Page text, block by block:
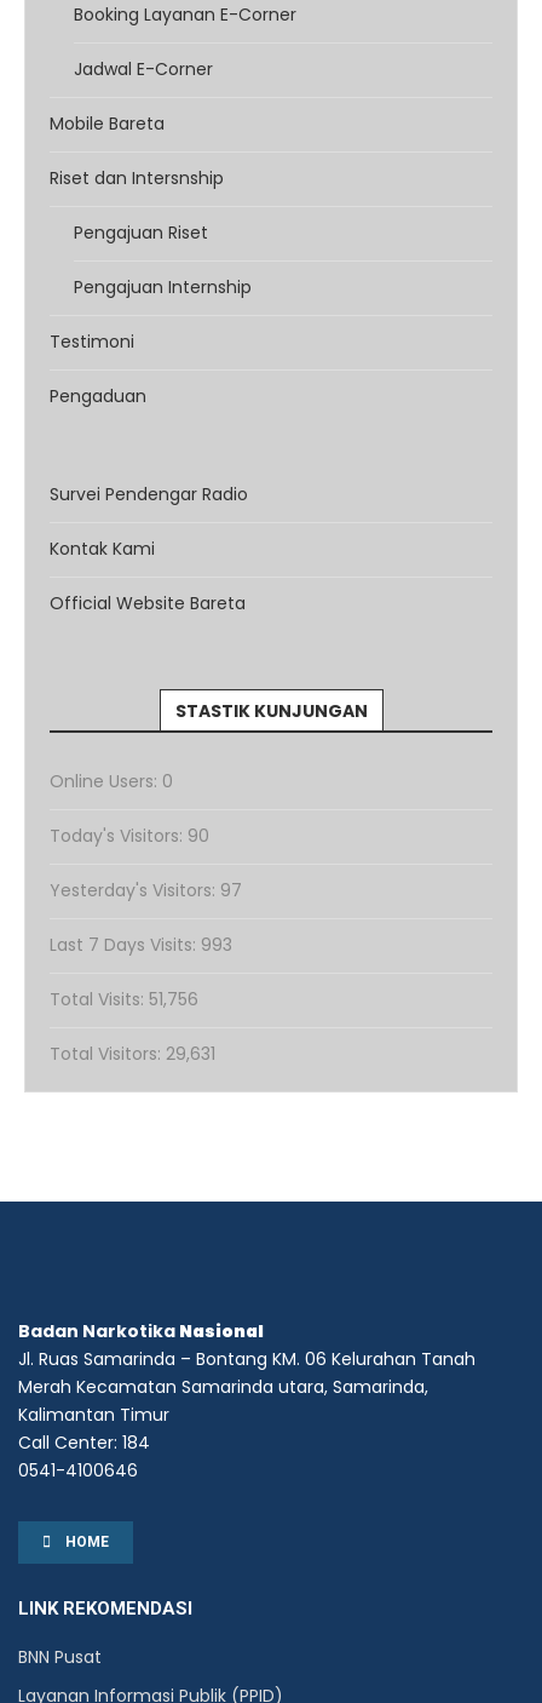
Booking Layanan E-Corner
Jadwal E-Corner
Mobile Bareta
Riset dan Intersnship
Pengajuan Riset
Pengajuan Internship
Testimoni
Pengaduan
Survei Pendengar Radio
Kontak Kami
Official Website Bareta
STASTIK KUNJUNGAN
Online Users: 0
Today's Visitors: 90
Yesterday's Visitors: 97
Last 7 Days Visits: 993
Total Visits: 51,756
Total Visitors: 29,631
Badan Narkotika Nasional
Jl. Ruas Samarinda – Bontang KM. 06 Kelurahan Tanah
Merah Kecamatan Samarinda utara, Samarinda,
Kalimantan Timur
Call Center: 184
0541-4100646
HOME
LINK REKOMENDASI
BNN Pusat
Layanan Informasi Publik (PPID)